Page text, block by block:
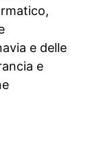
e delle
e